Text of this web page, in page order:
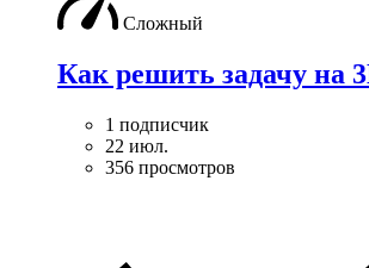
Сложный
Как решить задачу на
1 подписчик
22 июл.
356 просмотров